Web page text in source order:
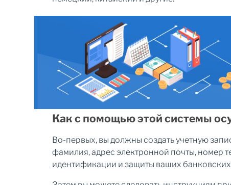
Как с помощью этой системы
Во-первых, вы должны создать учетную
фамилия, адрес электронной почты, номер
идентификации и защиты ваших